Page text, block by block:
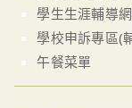
學生生涯輔導網
學校申訴專區(
午餐菜單